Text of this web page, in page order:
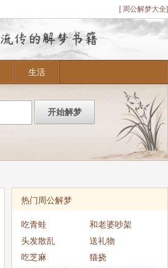
[ 周公解梦大全]
生活
热门周公解梦
吃青蛙
和老婆吵架
头发散乱
送礼物
吃芝麻
猫挠